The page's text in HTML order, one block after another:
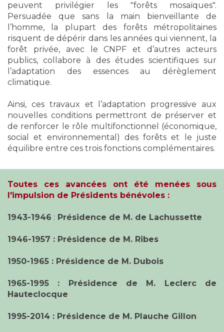
peuvent privilégier les "forêts mosaïques".
Persuadée que sans la main bienveillante de
l’homme, la plupart des forêts métropolitaines
risquent de dépérir dans les années qui viennent, la
forêt privée, avec le CNPF et d’autres acteurs
publics, collabore à des études scientifiques sur
l’adaptation des essences au dérèglement
climatique.
Ainsi, ces travaux et l’adaptation progressive aux
nouvelles conditions permettront de préserver et
de renforcer le rôle multifonctionnel (économique,
social et environnemental) des forêts et le juste
équilibre entre ces trois fonctions complémentaires.
Toutes ces avancées ont été menées sous
l'impulsion de Présidents bénévoles :
1943-1946 : Présidence de M. de Lachussette
1946-1957 : Présidence de M. Ribes
1950-1965 : Présidence de M. Dubois
1965-1995 : Présidence de M. Leclerc de
Hauteclocque
1995-2014 : Présidence de M. Plauche Gillon